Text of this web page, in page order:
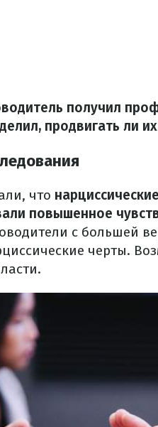
получил
продвигать ли
что
повышенное
с большей
черты.